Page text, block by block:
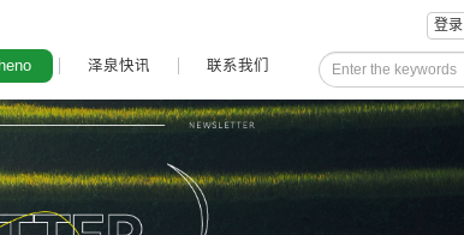
登录
泽泉快讯 联系我们